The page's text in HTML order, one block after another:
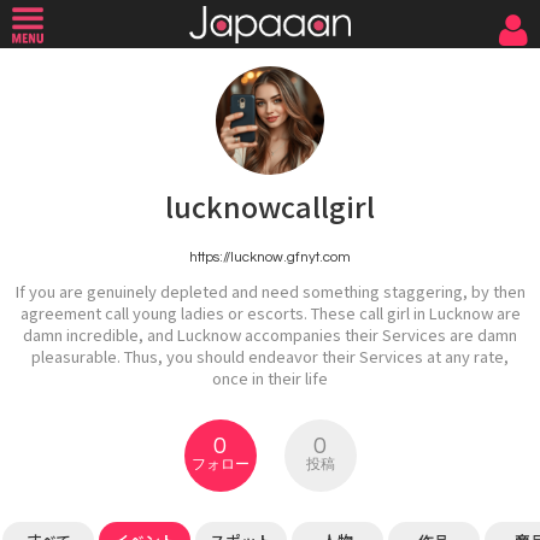
lucknowcallgirl
https://lucknow.gfnyt.com
If you are genuinely depleted and need something staggering, by then
agreement call young ladies or escorts. These call girl in Lucknow are
damn incredible, and Lucknow accompanies their Services are damn
pleasurable. Thus, you should endeavor their Services at any rate,
once in their life
0
フォロー
0
投稿